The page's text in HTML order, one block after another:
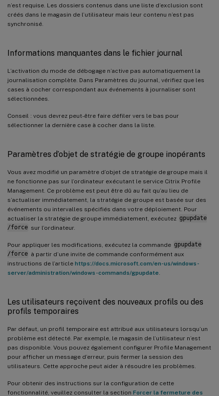
n’est requise. Les dossiers contenus dans une liste d’exclusion sont
créés dans le magasin de l’utilisateur mais leur contenu n’est pas
synchronisé.
Informations manquantes dans le fichier journal
L’activation du mode de débogage n’active pas automatiquement la
journalisation complète. Dans Paramètres du journal, vérifiez que les
cases à cocher correspondant aux événements à journaliser sont
sélectionnées.
Conseil : vous devrez peut-être faire défiler vers le bas pour
sélectionner la dernière case à cocher dans la liste.
Paramètres d’objet de stratégie de groupe inopérants
Vous avez modifié un paramètre d’objet de stratégie de groupe mais il
ne fonctionne pas sur l’ordinateur exécutant le service Citrix Profile
Management. Ce problème est peut être dû au fait qu’au lieu de
s’actualiser immédiatement, la stratégie de groupe est basée sur des
événements ou intervalles spécifiés dans votre déploiement. Pour
actualiser la stratégie de groupe immédiatement, exécutez gpupdate
/force sur l’ordinateur.
Pour appliquer les modifications, exécutez la commande gpupdate
/force à partir d’une invite de commande conformément aux
instructions de l’article https://docs.microsoft.com/en-us/windows-
server/administration/windows-commands/gpupdate
Les utilisateurs reçoivent des nouveaux profils ou des
profils temporaires
Par défaut, un profil temporaire est attribué aux utilisateurs lorsqu’un
problème est détecté. Par exemple, le magasin de l’utilisateur n’est
pas disponible. Vous pouvez également configurer Profile Management
pour afficher un message d’erreur, puis fermer la session des
utilisateurs. Cette approche peut aider à résoudre les problèmes.
Pour obtenir des instructions sur la configuration de cette
fonctionnalité, veuillez consulter la section Forcer la fermeture des